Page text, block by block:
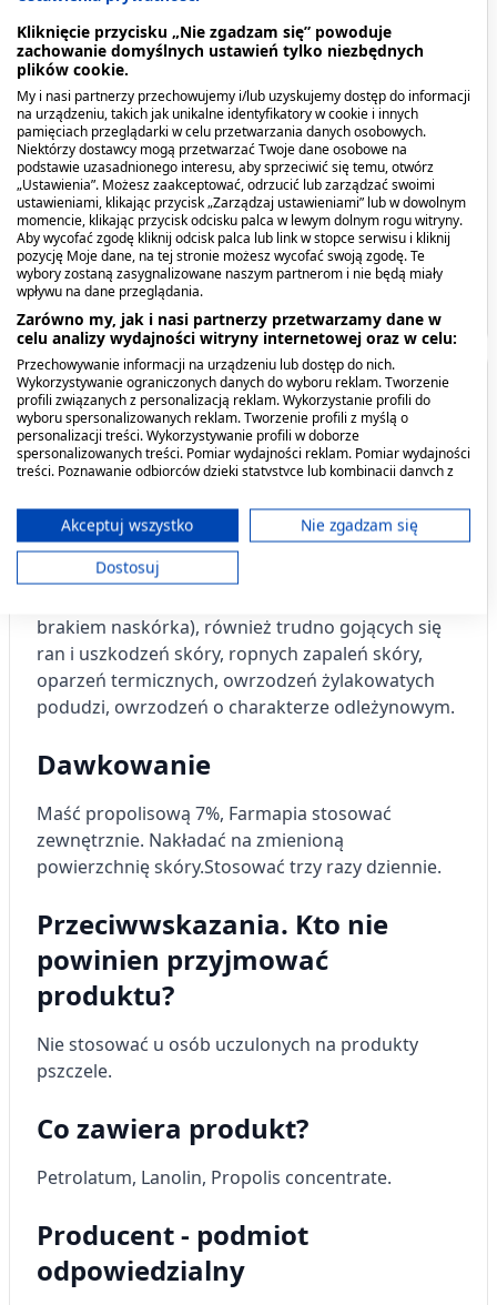
Maść borna, 10 %, maść
(Avena), 30 g
4,89 zł
Maść ichtiolowa, 20 g
(Amara)
Spis treści
Opis produktu
Kiedy stosować produkt?
Dawkowanie
Przeciwwskazania. Kto nie powinien
przyjmować produktu?
Pokaż więcej
Opis produktu
Maść propolisowa 7% – chroni i pielęgnuje
naskórek, wzmacnia go i odżywia oraz dodatkowo
Kiedy stosować produkt?
brakiem naskórka), również trudno gojących się
ran i uszkodzeń skóry, ropnych zapaleń skóry,
oparzeń termicznych, owrzodzeń żylakowatych
podudzi, owrzodzeń o charakterze odleżynowym.
Dawkowanie
Maść propolisową 7%, Farmapia stosować
zewnętrznie. Nakładać na zmienioną
powierzchnię skóry.Stosować trzy razy dziennie.
Przeciwwskazania. Kto nie
powinien przyjmować
produktu?
Nie stosować u osób uczulonych na produkty
pszczele.
Co zawiera produkt?
Petrolatum, Lanolin, Propolis concentrate.
Producent - podmiot
odpowiedzialny
Kliknięcie przycisku „Nie zgadzam się” powoduje
zachowanie domyślnych ustawień tylko niezbędnych
plików cookie.
My i nasi partnerzy przechowujemy i/lub uzyskujemy dostęp do informacji
na urządzeniu, takich jak unikalne identyfikatory w cookie i innych
pamięciach przeglądarki w celu przetwarzania danych osobowych.
Niektórzy dostawcy mogą przetwarzać Twoje dane osobowe na
podstawie uzasadnionego interesu, aby sprzeciwić się temu, otwórz
„Ustawienia”. Możesz zaakceptować, odrzucić lub zarządzać swoimi
ustawieniami, klikając przycisk „Zarządzaj ustawieniami” lub w dowolnym
momencie, klikając przycisk odcisku palca w lewym dolnym rogu witryny.
Aby wycofać zgodę kliknij odcisk palca lub link w stopce serwisu i kliknij
pozycję Moje dane, na tej stronie możesz wycofać swoją zgodę. Te
wybory zostaną zasygnalizowane naszym partnerom i nie będą miały
wpływu na dane przeglądania.
Zarówno my, jak i nasi partnerzy przetwarzamy dane w
celu analizy wydajności witryny internetowej oraz w celu:
Przechowywanie informacji na urządzeniu lub dostęp do nich.
Wykorzystywanie ograniczonych danych do wyboru reklam. Tworzenie
profili związanych z personalizacją reklam. Wykorzystanie profili do
wyboru spersonalizowanych reklam. Tworzenie profili z myślą o
personalizacji treści. Wykorzystywanie profili w doborze
spersonalizowanych treści. Pomiar wydajności reklam. Pomiar wydajności
treści. Poznawanie odbiorców dzięki statystyce lub kombinacji danych z
ograniczonych danych do wyboru treści.
Dane mogą być udostępniane poza Unię Europejską i wysyłane do USA.
Twoja zgoda i polityka cookie dotyczą wyłącznie tej witryny/aplikacji.
Wyświetl listę partnerów (11 dostawców IAB)
Cele przetwarzania IAB:
Przechowywanie informacji na urządzeniu
lub dostęp do nich
wyboru reklam
spersonalizowanych reklam
Wykorzystanie profili do wyboru
spersonalizowanych reklam
Tworzenie profili w celu personalizacji treści
Wykorzystywanie profili w celu doboru
spersonalizowanych treści
Pomiar efektywności reklam
Pomiar efektywności treści
Rozumienie odbiorców dzięki statystyce lub
kombinacji danych z różnych źródeł
Rozwój i ulepszanie usług
Wykorzystywanie ograniczonych danych do
wyboru treści
Funkcje specjalne IAB:
Akceptuj wszystko
Nie zgadzam się
Dostosuj